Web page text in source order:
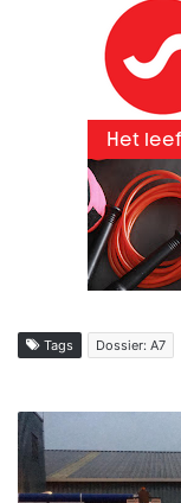
Tags Dossier: A7
B
r
a
n